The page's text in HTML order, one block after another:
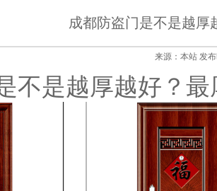
成都防盗门是不是越厚
来源：本站 发
不是越厚越好？